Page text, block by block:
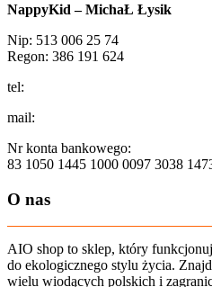
NappyKid – MichaŁ Łysik
Nip: 513 006 25 74
Regon: 386 191 624
tel:
mail:
Nr konta bankowego:
83 1050 1445 1000 0097 3038
O nas
AIO shop to sklep, który
do ekologicznego stylu życia.
wielu wiodących polskich i